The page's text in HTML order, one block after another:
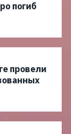
погиб
провели